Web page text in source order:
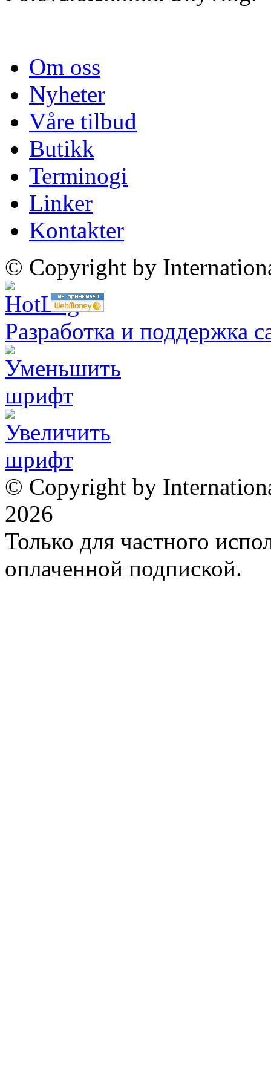
Om oss
Nyheter
Våre tilbud
Butikk
Terminogi
Linker
Kontakter
© Copyright by
Разработка и поддержка
© Copyright by
2026
Только для частного
оплаченной подпиской.